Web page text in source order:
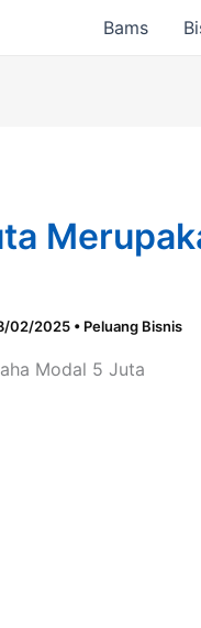
Bams
02/2025 • Peluang Bisnis